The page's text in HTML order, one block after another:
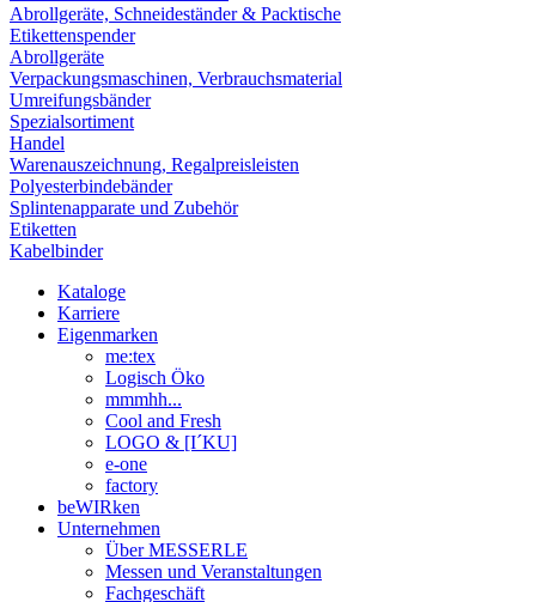
Abrollgeräte, Schneideständer & Packtische
Etikettenspender
Abrollgeräte
Verpackungsmaschinen, Verbrauchsmaterial
Umreifungsbänder
Spezialsortiment
Handel
Warenauszeichnung, Regalpreisleisten
Polyesterbindebänder
Splintenapparate und Zubehör
Etiketten
Kabelbinder
Kataloge
Karriere
Eigenmarken
me:tex
Logisch Öko
mmmhh...
Cool and Fresh
LOGO & [I´KU]
e-one
factory
beWIRken
Unternehmen
Über MESSERLE
Messen und Veranstaltungen
Fachgeschäft